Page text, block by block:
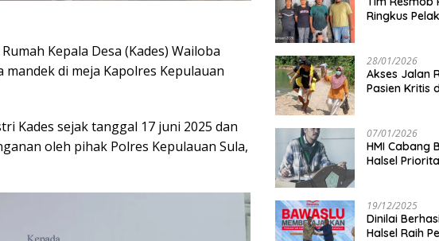
Kepala Desa (Kades) Wailoba
di meja Kapolres Kepulauan
Kades sejak tanggal 17 juni 2025 dan
oleh pihak Polres Kepulauan Sula,
Ringkus
28/01/2026
Akses Jalan
Pasien Kritis
07/01/2026
HMI Cabang
Halsel
19/12/2025
Dinilai
Halsel Raih